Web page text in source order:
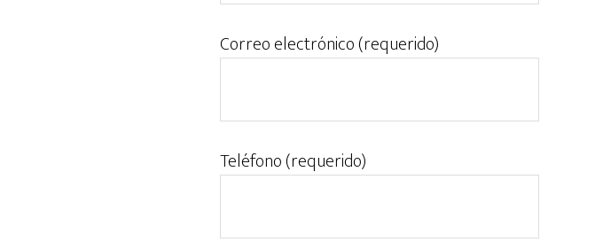
Correo electrónico (requerido)
Teléfono (requerido)